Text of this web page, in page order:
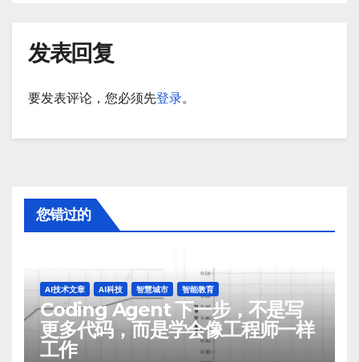
发表回复
要发表评论，您必须先登录。
您错过的
AI技术文章 AI科技 智慧城市 智能教育
Coding Agent 下一步，不是写
更多代码，而是学会像工程师一样
工作